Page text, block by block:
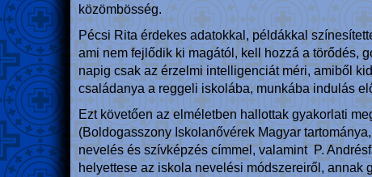
közömbösség.
Pécsi Rita érdekes adatokkal, példákkal
ami nem fejlődik ki magától, kell hozzá a törődés,
napig csak az érzelmi intelligenciát méri, amiből
családanya a reggeli iskolába, munkába indulás
Ezt követően az elméletben hallottak gyakorlati
(Boldogasszony Iskolanővérek Magyar
nevelés és szívképzés címmel, valamint P.
helyettese az iskola nevelési módszereiről, annak